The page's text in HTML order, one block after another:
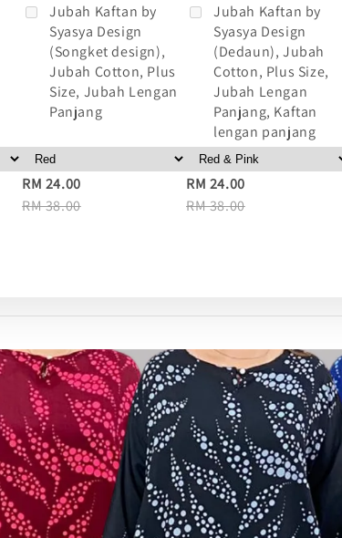
Jubah Kaftan by
Syasya Design
(Songket design),
Jubah Cotton, Plus
Size, Jubah Lengan
Panjang
RM 24.00
RM 38.00
Jubah Kaftan by
Syasya Design
(Dedaun), Jubah
Cotton, Plus Size,
Jubah Lengan
Panjang, Kaftan
lengan panjang
RM 24.00
RM 38.00